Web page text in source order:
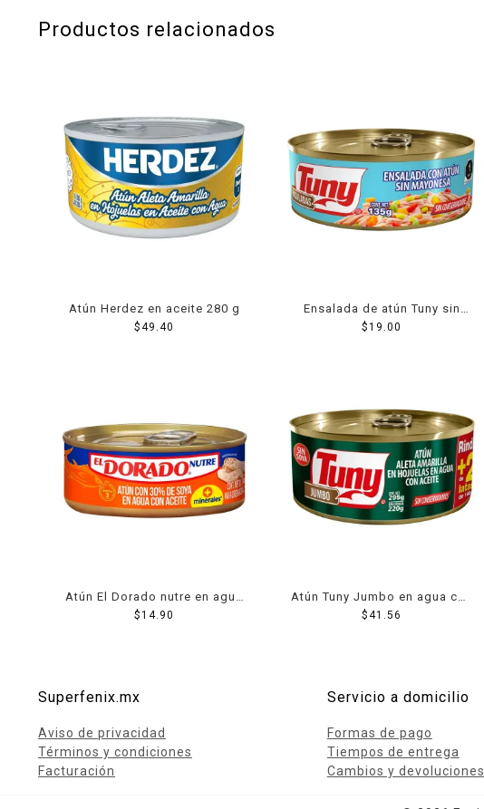
Productos relacionados
Atún Herdez en aceite 280 g
$49.40
Ensalada de atún Tuny sin
mayonesa 135 g
$19.00
Atún El Dorado nutre en agua
con aceite 130 g
$14.90
Atún Tuny Jumbo en agua con
aceite 295 g
$41.56
Superfenix.mx
Aviso de privacidad
Términos y condiciones
Facturación
Servicio a domicilio
Formas de pago
Tiempos de entrega
Cambios y devoluciones